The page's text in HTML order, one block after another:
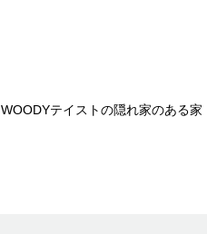
WOODYテイストの隠れ家のある家